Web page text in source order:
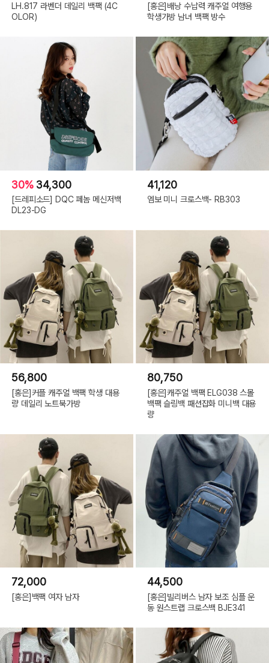
LH.817 라벤더 데일리 백팩 (4C
OLOR)
[홍은]배낭 수납력 캐주얼 여행용
학생가방 남녀 백팩 방수
30% 34,300
[드레피소드] DQC 페놈 메신저백
DL23-DG
41,120
엠보 미니 크로스백- RB303
56,800
[홍은]커플 캐주얼 백팩 학생 대용
량 데일리 노트북가방
80,750
[홍은]캐주얼 백팩 ELG038 스몰
백팩 슬링백 패션잡화 미니백 대용
량
72,000
[홍은]백팩 여자 남자
44,500
[홍은]빌리버스 남자 보조 심플 운
동 원스트랩 크로스백 BJE341